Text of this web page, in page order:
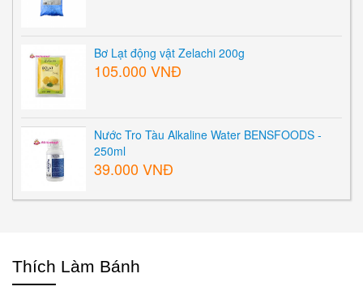
Bơ Lạt động vật Zelachi 200g
105.000 VNĐ
Nước Tro Tàu Alkaline Water BENSFOODS -
250ml
39.000 VNĐ
Thích Làm Bánh